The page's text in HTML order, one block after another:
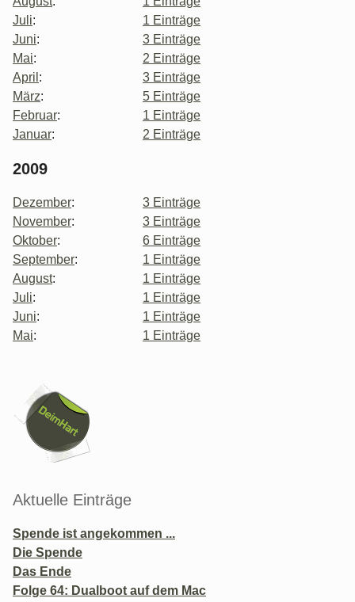
Juli:
1 Einträge
Juni:
3 Einträge
Mai:
2 Einträge
April :
3 Einträge
März:
5 Einträge
Februar:
1 Einträge
Januar: 2 Einträge
2009
Dezember:
3 Einträge
November:
3 Einträge
Oktober:
6 Einträge
September:
1 Einträge
August:
1 Einträge
Juli:
1 Einträge
Juni:
1 Einträge
Mai: 1 Einträge
Seitenleiste
Aktuelle Einträge
Spende ist angekommen ...
Die Spende
Das Ende
Folge 64: Dualboot auf dem Mac